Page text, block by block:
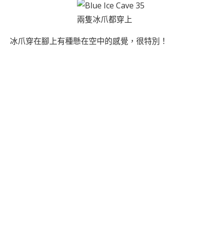
兩隻冰爪都穿上
冰爪穿在腳上有種懸在空中的感覺，很特別！